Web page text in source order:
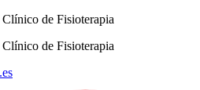
de Fisioterapia
de Fisioterapia